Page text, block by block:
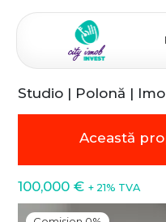
Studio | Polonă |
Această
100,000 € + 21% TVA